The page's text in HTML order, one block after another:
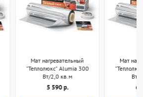
Мат нагревательный
"Теплолюкс" Alumia 300
Вт/2,0 кв.м
5 590 р.
Мат
Вт/
6